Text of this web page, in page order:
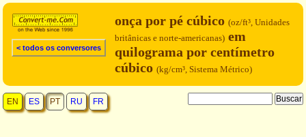
< todos os conversores
onça por pé cúbico (oz/ft³, Unidades
britânicas e norte-americanas) em
quilograma por centímetro
cúbico (kg/cm³, Sistema Métrico)
EN ES PT RU FR